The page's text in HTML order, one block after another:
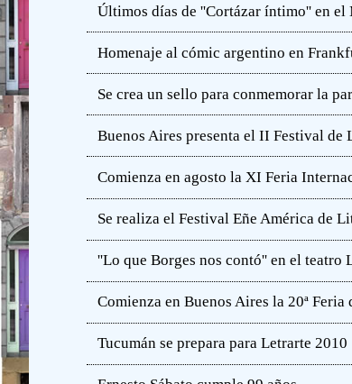
Últimos días de ''Cortázar íntimo'' en
Homenaje al cómic argentino en
Se crea un sello para conmemorar la
Buenos Aires presenta el II Festival de
Comienza en agosto la XI Feria
Se realiza el Festival Eñe América de
''Lo que Borges nos contó'' en el teatro
Comienza en Buenos Aires la 20ª
Tucumán se prepara para Letrarte 2010